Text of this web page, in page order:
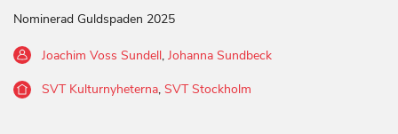
Nominerad Guldspaden 2025
Joachim Voss Sundell,Johanna Sundbeck
SVT Kulturnyheterna,SVT Stockholm